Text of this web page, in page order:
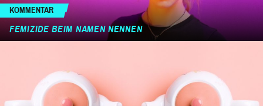
KOMMENTAR
FEMIZIDE BEIM NAMEN NENNEN